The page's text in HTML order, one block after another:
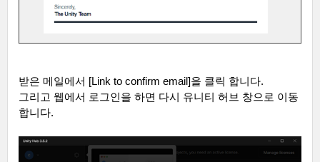
받은 메일에서 [Link to confirm email]을 클릭 합니다.
그리고 웹에서 로그인을 하면 다시 유니티 허브 창으로 이동
합니다.